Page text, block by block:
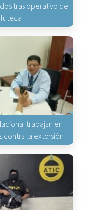
tras operativo de
trabajan en
contra la extorsión